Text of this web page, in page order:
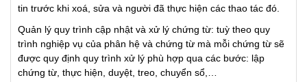
tin trước khi xoá, sửa và người đã thực hiện các thao tác đó.
Quản lý quy trình cập nhật và xử lý chứng từ: tuỳ theo quy
trình nghiệp vụ của phân hệ và chứng từ mà mỗi chứng từ sẽ
được quy định quy trình xử lý phù hợp qua các bước: lập
chứng từ, thực hiện, duyệt, treo, chuyển sổ,…